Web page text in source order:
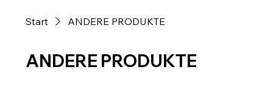
Start ANDERE PRODUKTE
ANDERE PRODUKTE